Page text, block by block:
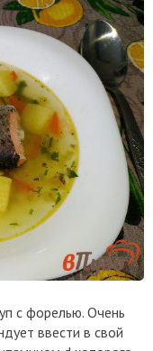
с форелью. Очень
ввести в свой